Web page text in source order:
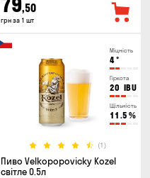
,50
грн за 1 шт
Міцність
4°
Гіркота
20 IBU
Щільність
11.5 %
(1)
Пиво Velkopopovicky Kozel
світле 0.5л